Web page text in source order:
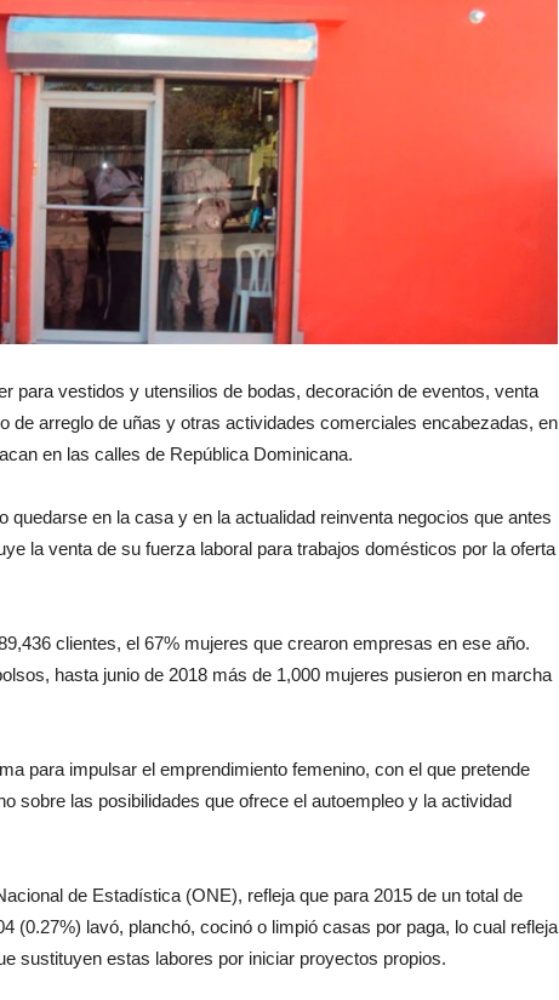
para vestidos y utensilios de bodas, decoración de eventos, venta
de arreglo de uñas y otras actividades comerciales encabezadas, en
en las calles de República Dominicana.
quedarse en la casa y en la actualidad reinventa negocios que antes
la venta de su fuerza laboral para trabajos domésticos por la oferta
clientes, el 67% mujeres que crearon empresas en ese año.
hasta junio de 2018 más de 1,000 mujeres pusieron en marcha
para impulsar el emprendimiento femenino, con el que pretende
sobre las posibilidades que ofrece el autoempleo y la actividad
de Estadística (ONE), refleja que para 2015 de un total de
(0.27%) lavó, planchó, cocinó o limpió casas por paga, lo cual refleja
sustituyen estas labores por iniciar proyectos propios.